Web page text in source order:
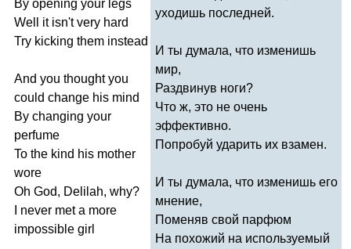
By opening your legs
Well
it isn't very hard
Try kicking them instead
And you thought you
could change his mind
By changing your
perfume
To the kind his mother
wore
Oh God, Delilah, why?
never met a more
impossible girl
уходишь последней.
И ты думала, что изменишь
мир,
Раздвинув ноги?
Что ж, это не очень
эффективно.
Попробуй ударить их взамен.
И ты думала, что изменишь его
мнение,
Поменяв свой парфюм
На похожий на используемый